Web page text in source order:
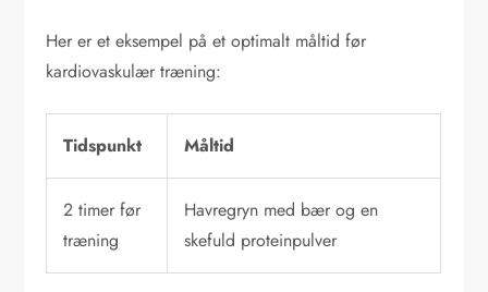
Her er et eksempel på et optimalt måltid før
kardiovaskulær træning:
Tidspunkt Måltid
2 timer før
træning
Havregryn med bær og en
skefuld proteinpulver